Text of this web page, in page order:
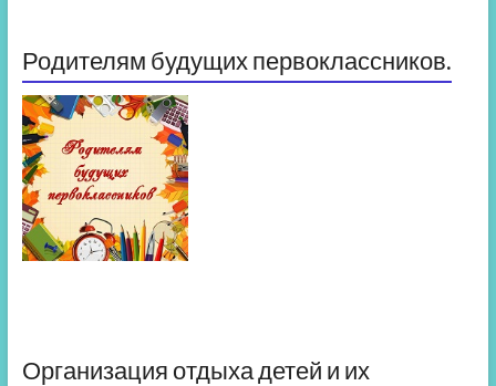
Родителям будущих первоклассников.
Организация отдыха детей и их